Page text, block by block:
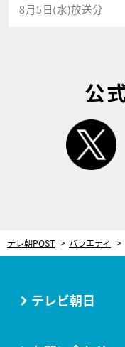
8月5日(水)放送分
公
テレ朝POST バラエティ
テレビ朝日